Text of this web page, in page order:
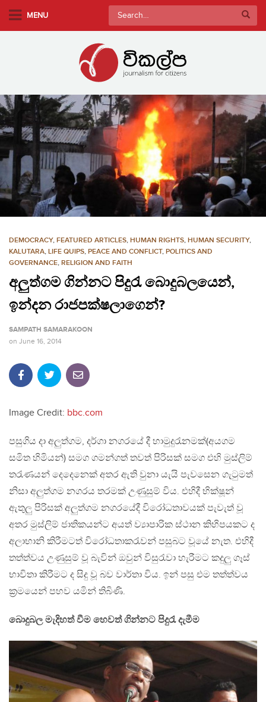
m
a
i
c
n
t
e
MENU
Search
for:
DEMOCRACY, FEATURED ARTICLES, HUMAN RIGHTS, HUMAN SECURITY,
KALUTARA, LIFE QUIPS, PEACE AND CONFLICT, POLITICS AND
GOVERNANCE, RELIGION AND FAITH
අලුත්ගම ගින්නට පිදුරැ බොදුබලයෙන්,
ඉන්දන රාජපක්ෂලාගෙන්?
SAMPATH SAMARAKOON
on June 16, 2014
Image Credit: bbc.com
පසුගිය දා අලුත්ගම, දර්ගා නගරයේ දී හාමුදුරැනමක්(අයගම
සමිත හිමියන්) සමග ගමන්ගත් තවත් පිරිසක් සමග එහි මුස්ලිම්
තරැණයන් දෙදෙනෙක් අතර ඇති වුනා යැයි පැවසෙන ගැටුමත්
නිසා අලුත්ගම නගරය තරමක් උණුසුම් විය. එහිදී භික්ෂූන්
ඇතුලු පිරිසක් අලුත්ගම නගරයේදී විරෝධතාවයක් පැවැත් වූ
අතර මුස්ලිම් ජාතිකයන්ට අයත් ව්‍යාපාරික ස්ථාන කිහිපයකට ද
අලාභානි කිරීමටත් විරෝධතාකරැවන් පසුබට වූයේ නැත. එහිදී
තත්ත්වය උණුසුම් වූ බැවින් ඔවුන් විසුරැවා හැරීමට කදුලු ගෑස්
භාවිතා කිරීමට ද සිදු වූ බව වාර්තා විය. ඉන් පසු එම තත්ත්වය
ක්‍රමයෙන් පහව යමින් තිබිණි.
බොදුබල මැදිහත් වීම හෙවත් ගින්නට පිදුරැ දැමීම